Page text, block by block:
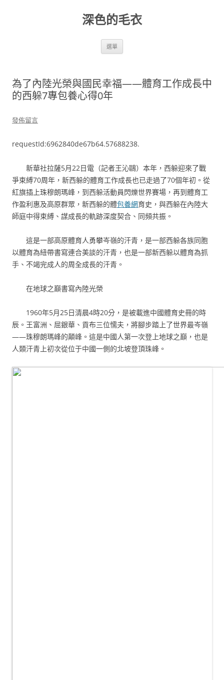
深色的毛衣
選單
為了內陸光榮與國民幸福——體育工作成長中
的西躲7專包養心得0年
發佈留言
requestId:6962840de67b64.57688238.
新華社拉薩5月22日電（記者王沁鷗）本年，西躲迎來了戰
爭束縛70周年，新西躲的體育工作成長也已走過了70個年初。從
紅旗插上珠穆朗瑪峰，到西躲活動員閃爍世界賽場，再到體育工
作盈利惠及高原群眾，新西躲的體包養網育史，與西躲在內陸大
師庭中得束縛、謀成長的軌跡深度契合、同頻共振。
這是一部高原體育人勇攀岑嶺的汗青，是一部西躲各族同胞
以體育為紐帶書寫連合美談的汗青，也是一部新西躲以體育為抓
手、不竭完成人的周全成長的汗青。
在地球之巔書寫內陸光榮
1960年5月25日清晨4時20分，是被載進中國體育史冊的時
辰。王富洲、屈銀華、貢布三位懦夫，將腳步踏上了世界最岑嶺
——珠穆朗瑪峰的顛峰。這是中國人第一次登上地球之巔，也是
人類汗青上初次從位于中國一側的北坡登頂珠峰。